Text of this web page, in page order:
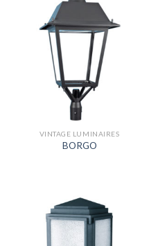
VINTAGE LUMINAIRES
BORGO